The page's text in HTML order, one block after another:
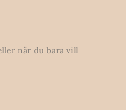
när du bara vill